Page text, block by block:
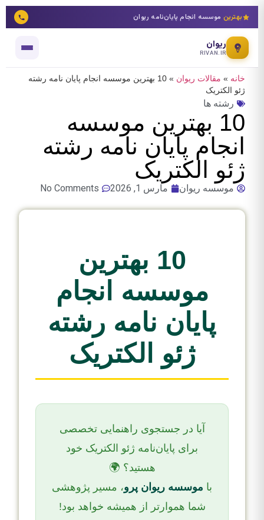
بهترین موسسه انجام پایان‌نامه ریوان
ریوان
RIVAN.IR
خانه » مقالات ریوان »
10 بهترین موسسه انجام پایان نامه رشته
ژئو الکتریک
رشته ها
10 بهترین موسسه
انجام پایان نامه رشته
ژئو الکتریک
موسسه ریوان مارس 1, 2026 No Comments
10 بهترین
موسسه انجام
پایان نامه رشته
ژئو الکتریک
آیا در جستجوی راهنمایی تخصصی
برای پایان‌نامه ژئو الکتریک خود
هستید؟ 🌍
با موسسه ریوان پرو، مسیر پژوهشی
شما هموارتر از همیشه خواهد بود!